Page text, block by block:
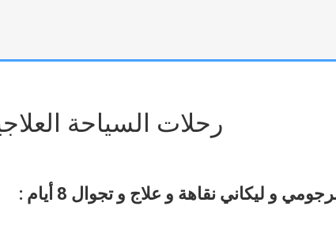
رحلات السياحة
برجومي و ليكاني نقاهة و علاج و تجوال 8 أيام